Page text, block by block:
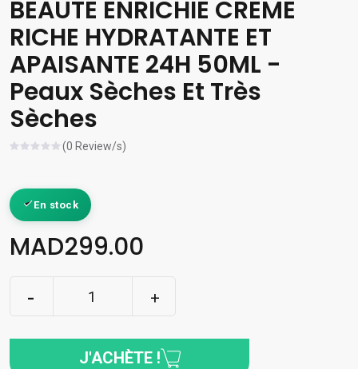
BEAUTE ENRICHIE CREME
RICHE HYDRATANTE ET
APAISANTE 24H 50ML -
Peaux Sèches Et Très
Sèches
(0 Review/s)
En stock
MAD299.00
J'ACHÈTE !